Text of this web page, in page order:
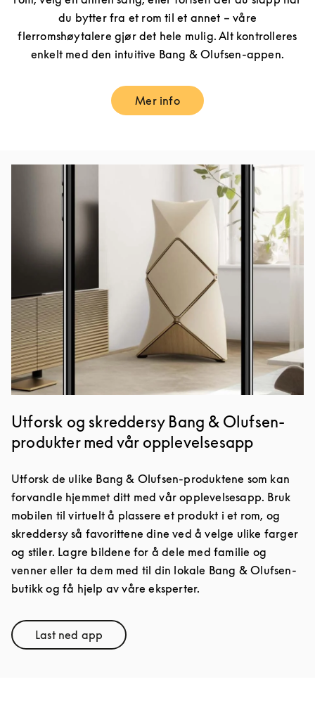
du bytter fra et rom til et annet – våre
flerromshøytalere gjør det hele mulig. Alt kontrolleres
enkelt med den intuitive Bang & Olufsen-appen.
Mer infoLink Opens in New Tab
Utforsk og skreddersy Bang & Olufsen-
produkter med vår opplevelsesapp
Utforsk de ulike Bang & Olufsen-produktene som kan
forvandle hjemmet ditt med vår opplevelsesapp. Bruk
mobilen til virtuelt å plassere et produkt i et rom, og
skreddersy så favorittene dine ved å velge ulike farger
og stiler. Lagre bildene for å dele med familie og
venner eller ta dem med til din lokale Bang & Olufsen-
butikk og få hjelp av våre eksperter.
Last ned appLink Opens in New Tab